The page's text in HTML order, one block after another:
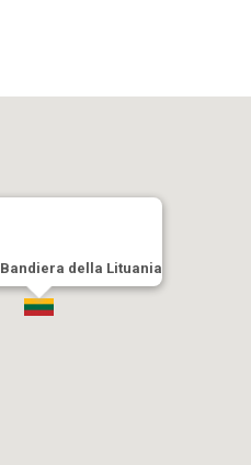
Bandiera della Lituania